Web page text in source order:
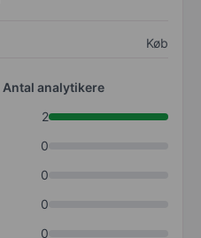
Køb
Antal analytikere
2
0
0
0
0